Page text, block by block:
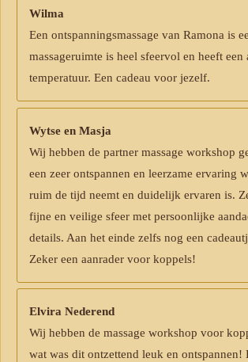
Wilma
Een ontspanningsmassage van Ramona is
massageruimte is heel sfeervol en heeft een
temperatuur. Een cadeau voor jezelf.
Wytse en Masja
Wij hebben de partner massage workshop
een zeer ontspannen en leerzame ervaring
ruim de tijd neemt en duidelijk ervaren is.
fijne en veilige sfeer met persoonlijke
details. Aan het einde zelfs nog een
Zeker een aanrader voor koppels!
Elvira Nederend
Wij hebben de massage workshop voor
wat was dit ontzettend leuk en ontspannen!